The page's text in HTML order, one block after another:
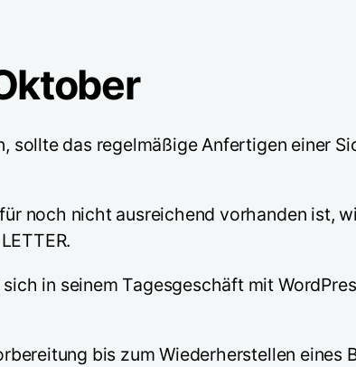
das regelmäßige Anfertigen einer
noch nicht ausreichend vorhanden ist,
in seinem Tagesgeschäft mit
bis zum Wiederherstellen